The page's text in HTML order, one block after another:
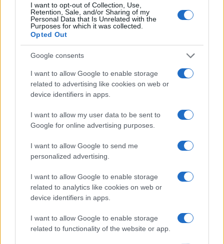
I want to opt-out of Collection, Use,
Retention, Sale, and/or Sharing of my
Personal Data that Is Unrelated with the
Purposes for which it was collected.
Opted Out
Google consents
I want to allow Google to enable storage
related to advertising like cookies on web or
device identifiers in apps.
I want to allow my user data to be sent to
Google for online advertising purposes.
I want to allow Google to send me
personalized advertising.
I want to allow Google to enable storage
related to analytics like cookies on web or
device identifiers in apps.
I want to allow Google to enable storage
related to functionality of the website or app.
Vladimir Putin firma ley que regula el uso de criptomonedas en
Rusia a partir de septiembre
Diego Martín · 6 Ago 2026
Steam bajo ataque: el malware que infectó a 8.000 usuarios y
robó más de 220.000 dólares en criptomonedas